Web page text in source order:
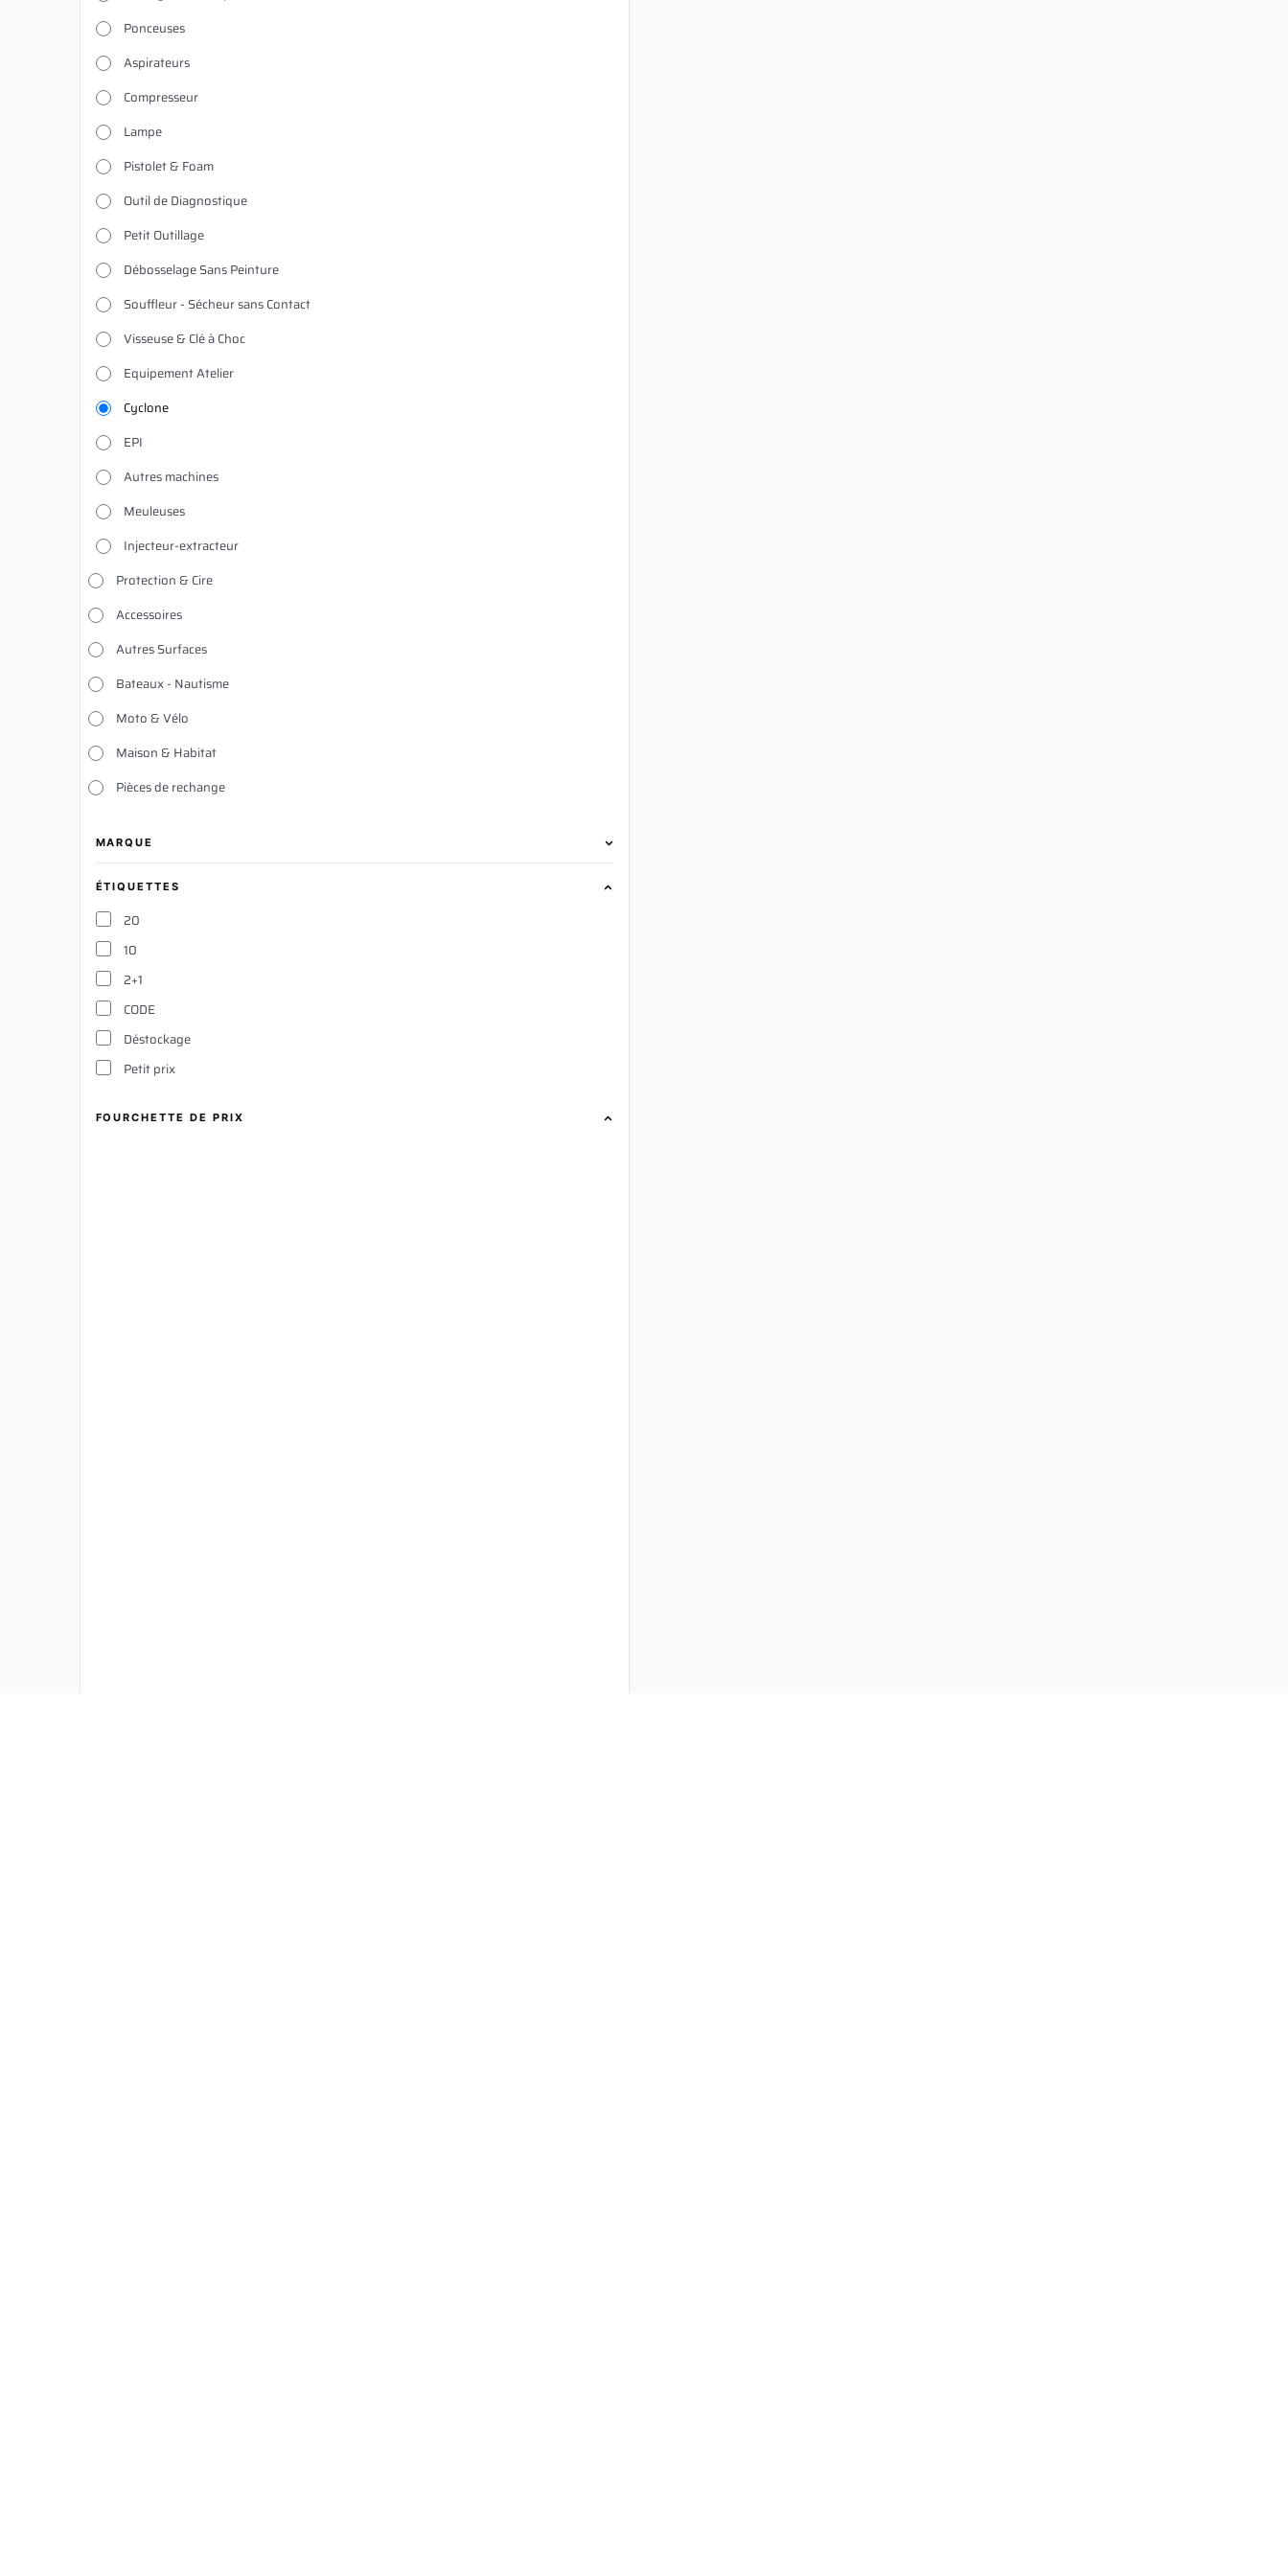
Ponceuses
Aspirateurs
Compresseur
Lampe
Pistolet & Foam
Outil de Diagnostique
Petit Outillage
Débosselage Sans Peinture
Souffleur - Sécheur sans Contact
Visseuse & Clé à Choc
Equipement Atelier
Cyclone
EPI
Autres machines
Meuleuses
Injecteur-extracteur
Protection & Cire
Accessoires
Autres Surfaces
Bateaux - Nautisme
Moto & Vélo
Maison & Habitat
Pièces de rechange
MARQUE
ÉTIQUETTES
20
10
2+1
CODE
Déstockage
Petit prix
FOURCHETTE DE PRIX